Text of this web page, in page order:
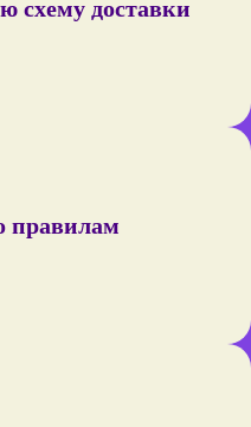
схему доставки
правилам